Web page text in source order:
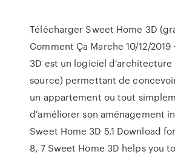
Télécharger Sweet Home 3D
Comment Ça Marche 10/12/2019
3D est un logiciel
source) permettant de
un appartement ou tout
d'améliorer son aménagement
Sweet Home 3D 5.1 Download
8, 7 Sweet Home 3D helps you